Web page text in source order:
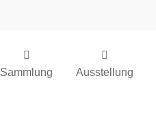
Sammlung Ausstellung